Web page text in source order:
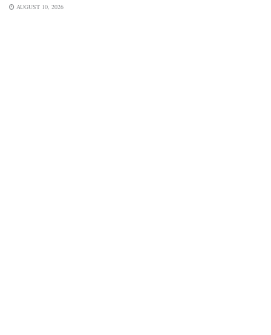
AUGUST 10, 2026